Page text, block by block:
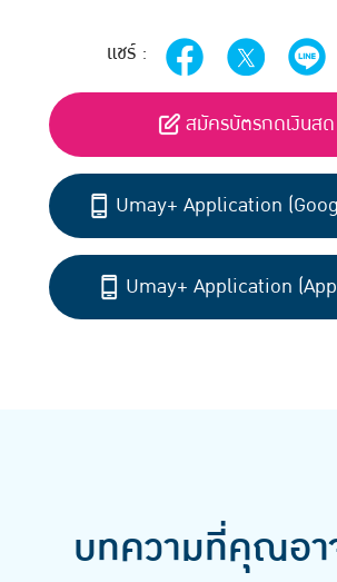
แชร์ :
สมัครบัตรกดเงินสด
Umay+ Application
Umay+ Application
บทความที่คุณอา